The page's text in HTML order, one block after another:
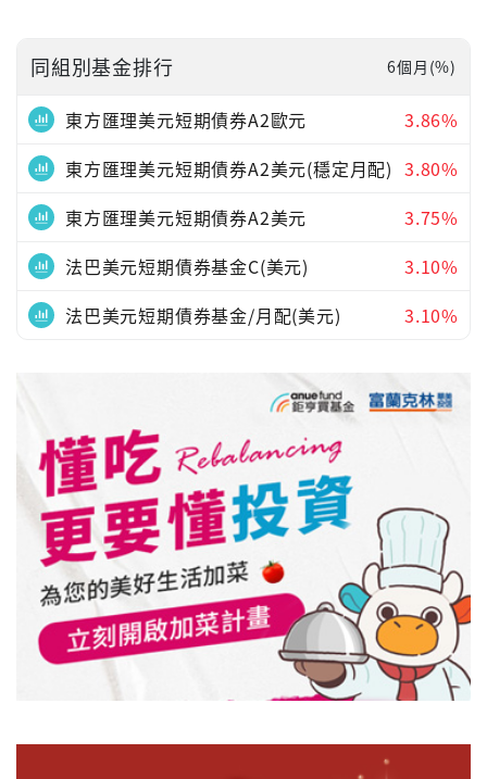
同組別基金排行 6個月(%)
東方匯理美元短期債券A2歐元
3.86%
東方匯理美元短期債券A2美元(穩定月配) 3.80%
東方匯理美元短期債券A2美元
3.75%
法巴美元短期債券基金C(美元)
3.10%
法巴美元短期債券基金/月配(美元)
3.10%